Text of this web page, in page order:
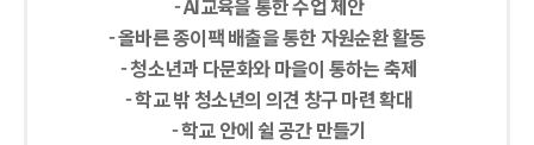
- 올바른 종이팩 배출을 통한 자원순환 활동
- 청소년과 다문화와 마을이 통하는 축제
- 학교 밖 청소년의 의견 창구 마련 확대
- 학교 안에 쉴 공간 만들기